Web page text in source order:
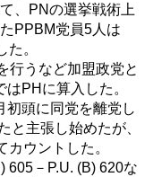
、
PNの選挙戦術上
PPBM党員5人は
た。
行うなど加盟政党と
はPH に算入した。
初頭に同党を離党し
と主張し始めたが、
カウントした。
605－P.U. (B) 620な